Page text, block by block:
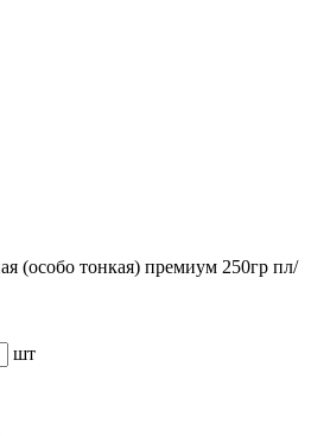
(особо тонкая) премиум 250гр пл/
шт